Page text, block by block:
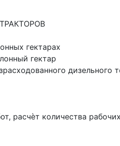
гектарах
гектар
дизельного
расчѐт количества